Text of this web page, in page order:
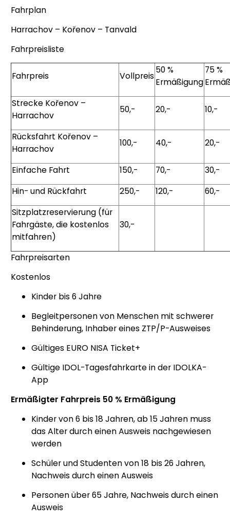
Fahrplan
Harrachov – Kořenov – Tanvald
Fahrpreisliste
Fahrpreis Vollpreis
50 %
Ermäßigung
75 %
Strecke Kořenov –
Harrachov
50,- 20,- 10,-
Rücksfahrt Kořenov –
Harrachov
100,- 40,- 20,-
Einfache Fahrt 150,- 70,-
30,-
Hin- und Rückfahrt
250,- 120,-
60,-
Sitzplatzreservierung (für
Fahrgäste, die kostenlos
mitfahren)
30,-
Fahrpreisarten
Kostenlos
Kinder bis 6 Jahre
Begleitpersonen von Menschen mit schwerer
Behinderung, Inhaber eines ZTP/P-Ausweises
Gültiges EURO NISA Ticket+
Gültige IDOL-Tagesfahrkarte in der IDOLKA-
App
Ermäßigter Fahrpreis 50 % Ermäßigung
Kinder von 6 bis 18 Jahren, ab 15 Jahren muss
das Alter durch einen Ausweis nachgewiesen
werden
Schüler und Studenten von 18 bis 26 Jahren,
Nachweis durch einen Ausweis
Personen über 65 Jahre, Nachweis durch einen
Ausweis